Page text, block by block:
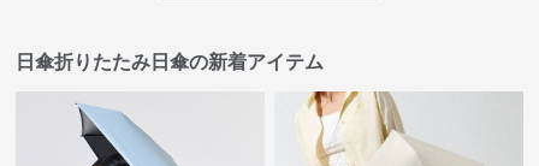
日傘折りたたみ日傘の新着アイテム